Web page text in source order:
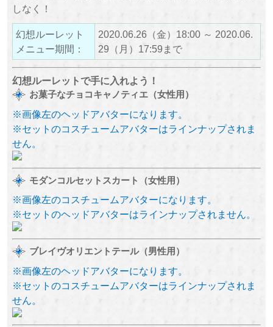
しなく！
幻想ルーレット
メニュー期間：
2020.06.26（金）18:00 ～ 2020.06.
29（月）17:59まで
幻想ルーレットで手に入れよう！
お菓子なチョコキャノティエ（女性用）
※画像左のヘッドアバターになります。
※セットのコスチュームアバターはラインナップされま
せん。
モダンコルセットスカート（女性用）
※画像左のコスチュームアバターになります。
※セットのヘッドアバターはラインナップされません。
ブレイヴオリエントテール（男性用）
※画像左のヘッドアバターになります。
※セットのコスチュームアバターはラインナップされま
せん。